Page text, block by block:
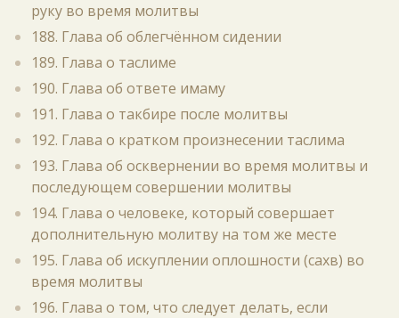
руку во время молитвы
188. Глава об облегчённом сидении
189. Глава о таслиме
190. Глава об ответе имаму
191. Глава о такбире после молитвы
192. Глава о кратком произнесении таслима
193. Глава об осквернении во время молитвы и
последующем совершении молитвы
194. Глава о человеке, который совершает
дополнительную молитву на том же месте
195. Глава об искуплении оплошности (сахв) во
время молитвы
196. Глава о том, что следует делать, если